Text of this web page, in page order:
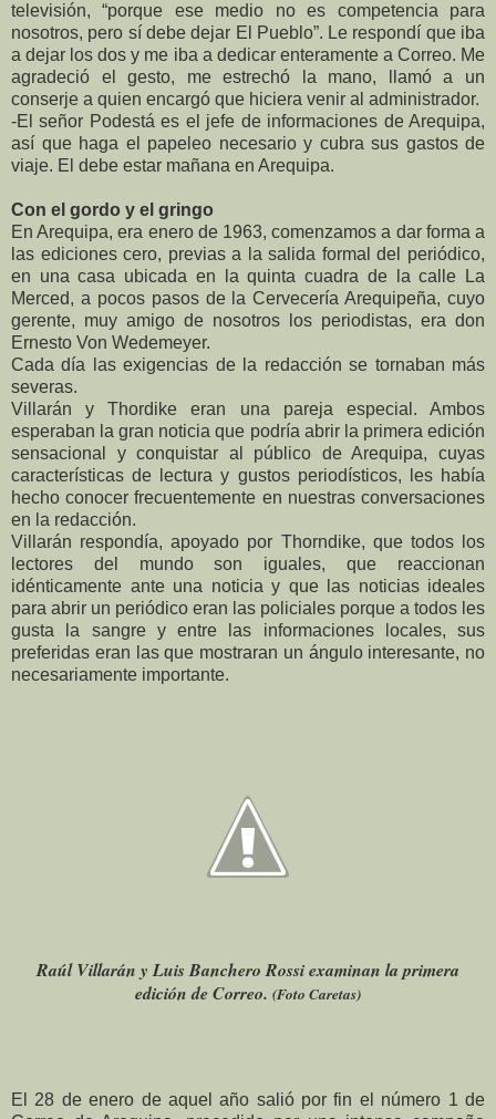
televisión, “porque ese medio no es competencia para
nosotros, pero sí debe dejar El Pueblo”. Le respondí que iba
a dejar los dos y me iba a dedicar enteramente a Correo. Me
agradeció el gesto, me estrechó la mano, llamó a un
conserje a quien encargó que hiciera venir al administrador.
-El señor Podestá es el jefe de informaciones de Arequipa,
así que haga el papeleo necesario y cubra sus gastos de
viaje. El debe estar mañana en Arequipa.
Con el gordo y el gringo
En Arequipa, era enero de 1963, comenzamos a dar forma a
las ediciones cero, previas a la salida formal del periódico,
en una casa ubicada en la quinta cuadra de la calle La
Merced, a pocos pasos de la Cervecería Arequipeña, cuyo
gerente, muy amigo de nosotros los periodistas, era don
Ernesto Von Wedemeyer.
Cada día las exigencias de la redacción se tornaban más
severas.
Villarán y Thordike eran una pareja especial. Ambos
esperaban la gran noticia que podría abrir la primera edición
sensacional y conquistar al público de Arequipa, cuyas
características de lectura y gustos periodísticos, les había
hecho conocer frecuentemente en nuestras conversaciones
en la redacción.
Villarán respondía, apoyado por Thorndike, que todos los
lectores del mundo son iguales, que reaccionan
idénticamente ante una noticia y que las noticias ideales
para abrir un periódico eran las policiales porque a todos les
gusta la sangre y entre las informaciones locales, sus
preferidas eran las que mostraran un ángulo interesante, no
necesariamente importante.
Raúl Villarán y Luis Banchero Rossi examinan la primera
edición de Correo. (Foto Caretas)
El 28 de enero de aquel año salió por fin el número 1 de